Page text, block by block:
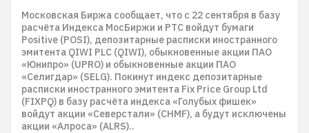
Московская Биржа сообщает, что с 22 сентября в базу
расчёта Индекса МосБиржи и РТС войдут бумаги
Positive (POSI), депозитарные расписки иностранного
эмитента QIWI PLC (QIWI), обыкновенные акции ПАО
«Юнипро» (UPRO) и обыкновенные акции ПАО
«Селигдар» (SELG). Покинут индекс депозитарные
расписки иностранного эмитента Fix Price Group Ltd
(FIXPQ) в базу расчёта индекса «Голубых фишек»
войдут акции «Северстали» (CHMF), а будут исключены
акции «Алроса» (ALRS)..